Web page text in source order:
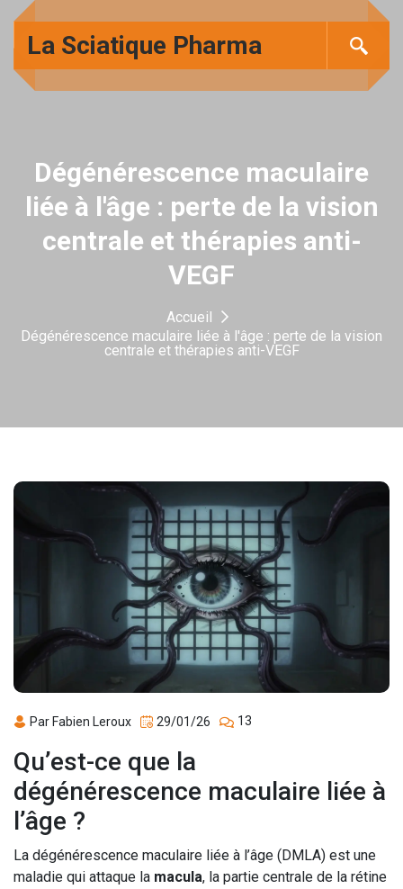
La Sciatique Pharma
Dégénérescence maculaire
liée à l'âge : perte de la vision
centrale et thérapies anti-
VEGF
Accueil
Dégénérescence maculaire liée à l'âge : perte de la vision
centrale et thérapies anti-VEGF
Par Fabien Leroux 29/01/26 13
Qu’est-ce que la
dégénérescence maculaire liée à
l’âge ?
La dégénérescence maculaire liée à l’âge (DMLA) est une
maladie qui attaque la macula, la partie centrale de la rétine